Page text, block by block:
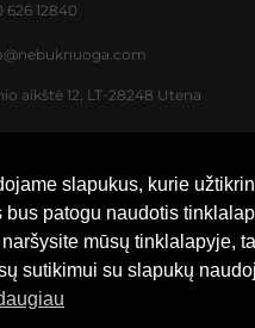
626 12840
aikštė 12, LT-28248 Utena
SIUNTIMAS 30
24/7 100%
slapukus, kurie
bus patogu naudotis
mūsų tinklalapyje,
sutikimui su slapukų